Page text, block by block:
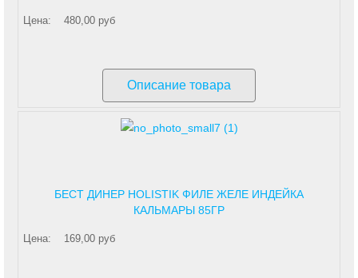
Цена: 480,00 руб
Описание товара
БЕСТ ДИНЕР HOLISTIK ФИЛЕ ЖЕЛЕ ИНДЕЙКА
КАЛЬМАРЫ 85ГР
Цена: 169,00 руб